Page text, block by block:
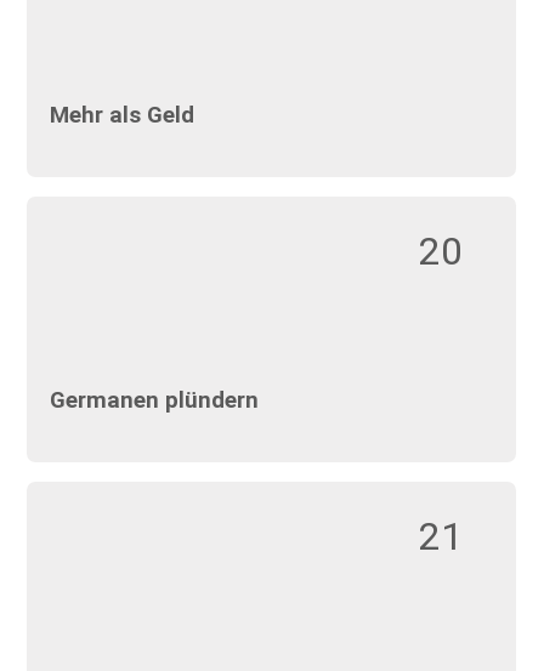
Mehr als Geld
20
Germanen plündern
21